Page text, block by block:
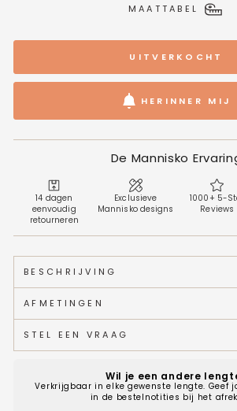
MAATTABEL
UITVERKOCHT
HERINNER MIJ
De Mannisko
14 dagen
eenvoudig
retourneren
Exclusieve
Mannisko designs
1000+ 5-
Reviews
BESCHRIJVING
AFMETINGEN
STEL EEN VRAAG
Wil je een andere
Verkrijgbaar in elke gewenste lengte. Geef
in de bestelnotities bij het